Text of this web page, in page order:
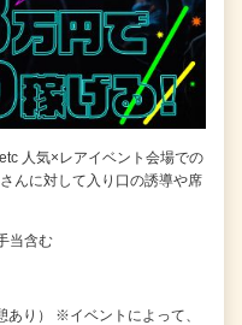
人気×レアイベント会場での
んに対して入り口の誘導や席
当含む
り） ※イベントによって、